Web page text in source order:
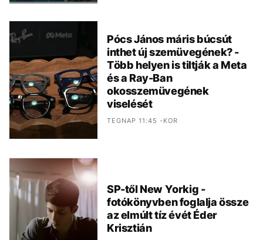
Pócs János máris búcsút
inthet új szemüvegének? -
Több helyen is tiltják a Meta
és a Ray-Ban
okosszemüvegének
viselését
TEGNAP 11:45 -KOR
SP-től New Yorkig -
fotókönyvben foglalja össze
az elmúlt tíz évét Éder
Krisztián